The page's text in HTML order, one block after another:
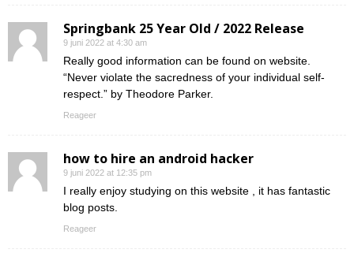
Springbank 25 Year Old / 2022 Release
9 juni 2022 at 4:30 am
Really good information can be found on website.
“Never violate the sacredness of your individual self-
respect.” by Theodore Parker.
Reageer
how to hire an android hacker
9 juni 2022 at 12:35 pm
I really enjoy studying on this website , it has fantastic
blog posts.
Reageer